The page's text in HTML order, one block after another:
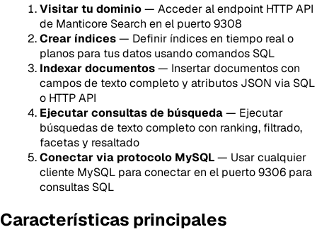
Visitar tu dominio— Acceder al endpoint HTTP API
de Manticore Search en el puerto 9308
Crear índices— Definir índices en tiempo real o
planos para tus datos usando comandos SQL
Indexar documentos— Insertar documentos con
campos de texto completo y atributos JSON via SQL
o HTTP API
Ejecutar consultas de búsqueda— Ejecutar
búsquedas de texto completo con ranking, filtrado,
facetas y resaltado
Conectar via protocolo MySQL— Usar cualquier
cliente MySQL para conectar en el puerto 9306 para
consultas SQL
Características principales